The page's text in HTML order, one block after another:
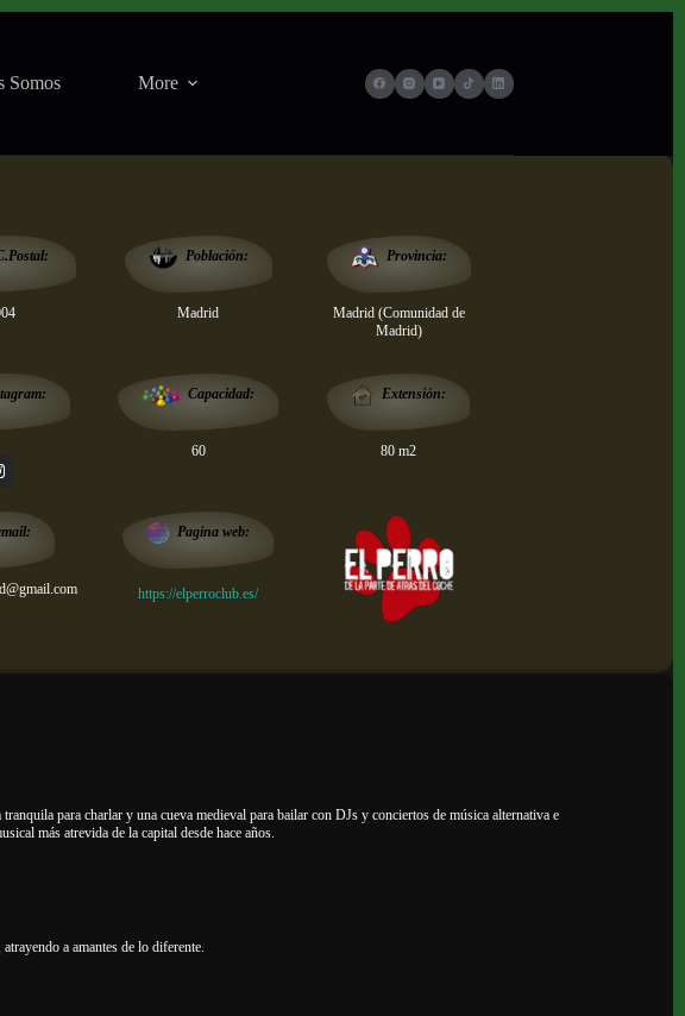
Somos More
Población:
Madrid
Provincia:
Madrid (Comunidad de
Madrid)
Capacidad:
60
Extensión:
80 m2
Pagina web:
https://elperroclub.es/
para charlar y una cueva medieval para bailar con DJs y conciertos de música alternativa e
más atrevida de la capital desde hace años.
a amantes de lo diferente.